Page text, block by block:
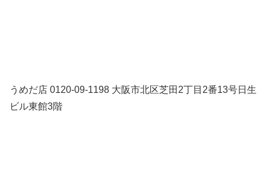
うめだ店 0120-09-1198 大阪市北区芝田2丁目2番13号日生
ビル東館3階